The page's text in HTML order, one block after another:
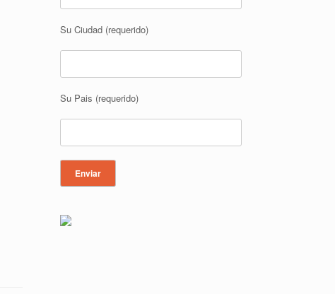
Su Ciudad (requerido)
Su Pais (requerido)